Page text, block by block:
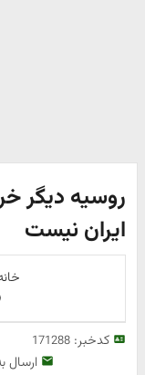
ایران نیست
کدخبر:171288
ارسال